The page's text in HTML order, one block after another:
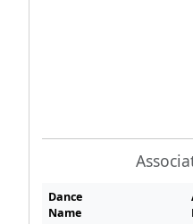
Dance
Name